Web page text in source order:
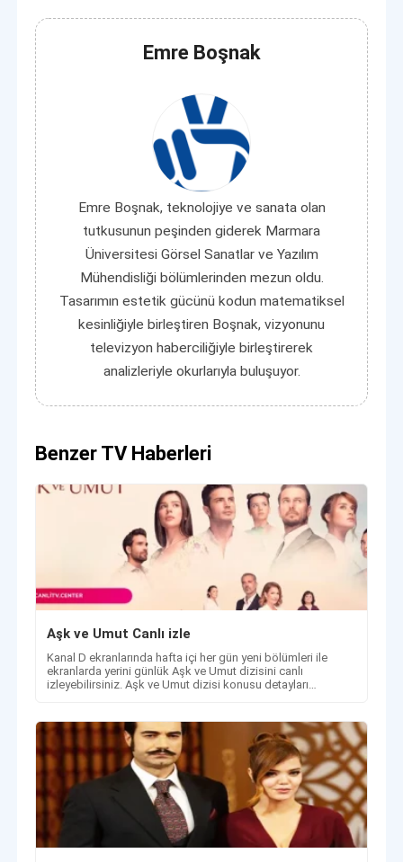
Emre Boşnak
Emre Boşnak, teknolojiye ve sanata olan
tutkusunun peşinden giderek Marmara
Üniversitesi Görsel Sanatlar ve Yazılım
Mühendisliği bölümlerinden mezun oldu.
Tasarımın estetik gücünü kodun matematiksel
kesinliğiyle birleştiren Boşnak, vizyonunu
televizyon haberciliğiyle birleştirerek
analizleriyle okurlarıyla buluşuyor.
Benzer TV Haberleri
Aşk ve Umut Canlı izle
Kanal D ekranlarında hafta içi her gün yeni bölümleri ile
ekranlarda yerini günlük Aşk ve Umut dizisini canlı
izleyebilirsiniz. Aşk ve Umut dizisi konusu detayları